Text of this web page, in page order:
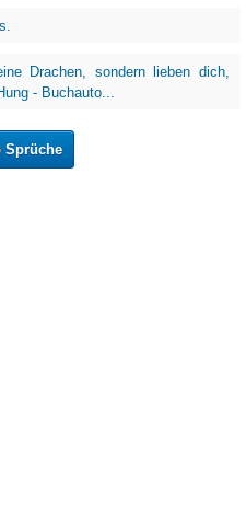
Drachen, sondern lieben dich,
- Buchauto...
Sprüche